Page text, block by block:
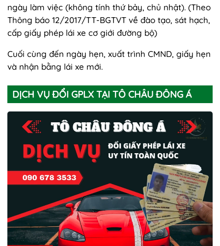
ngày làm việc (không tính thứ bảy, chủ nhật). (Theo
Thông báo 12/2017/TT-BGTVT về đào tạo, sát hạch,
cấp giấy phép lái xe cơ giới đường bộ)
Cuối cùng đến ngày hẹn, xuất trình CMND, giấy hẹn
và nhận bằng lái xe mới.
DỊCH VỤ ĐỔI GPLX TẠI TÔ CHÂU ĐÔNG Á